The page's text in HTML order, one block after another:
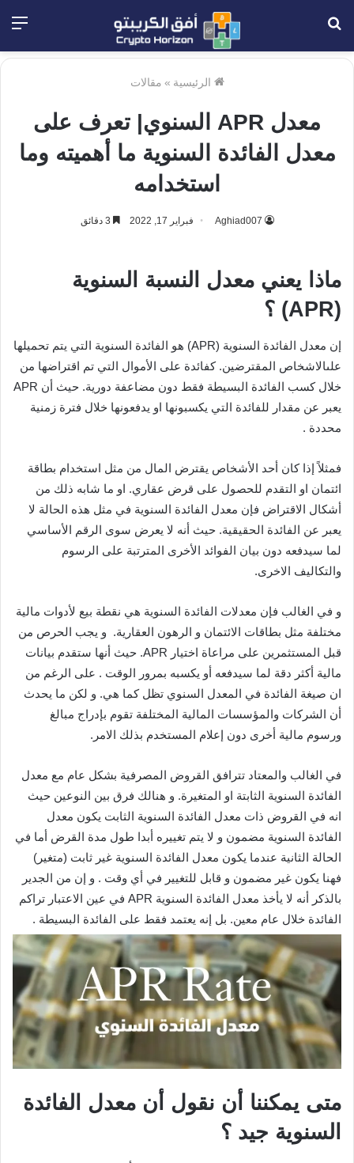
الرئيسية » مقالات
معدل APR السنوي| تعرف على
معدل الفائدة السنوية ما أهميته وما
استخدامه
Aghiad007 فبراير 17, 2022
ماذا يعني معدل النسبة السنوية
(APR) ؟
إن معدل الفائدة السنوية (APR) هو الفائدة السنوية التي يتم تحميلها
علىالاشخاص المقترضين. كفائدة على الأموال التي تم اقتراضها من
خلال كسب الفائدة البسيطة فقط دون مضاعفة دورية. حيث أن APR
يعبر عن مقدار للفائدة التي يكسبونها او يدفعونها خلال فترة زمنية
محددة .
فمثلاً إذا كان أحد الأشخاص يقترض المال من مثل استخدام بطاقة
ائتمان او التقدم للحصول على قرض عقاري. او ما شابه ذلك من
أشكال الاقتراض فإن معدل الفائدة السنوية في مثل هذه الحالة لا
يعبر عن الفائدة الحقيقية. حيث أنه لا يعرض سوى الرقم الأساسي
لما سيدفعه دون بيان الفوائد الأخرى المترتبة على الرسوم
والتكاليف الاخرى.
و في الغالب فإن معدلات الفائدة السنوية هي نقطة بيع لأدوات مالية
مختلفة مثل بطاقات الائتمان و الرهون العقارية. و يجب الحرص من
قبل المستثمرين على مراعاة اختيار APR. حيث أنها ستقدم بيانات
مالية أكثر دقة لما سيدفعه أو يكسبه بمرور الوقت . على الرغم من
ان صيغة الفائدة في المعدل السنوي تظل كما هي. و لكن ما يحدث
أن الشركات والمؤسسات المالية المختلفة تقوم بإدراج مبالغ
ورسوم مالية أخرى دون إعلام المستخدم بذلك الامر.
في الغالب والمعتاد تترافق القروض المصرفية بشكل عام مع معدل
الفائدة السنوية الثابتة او المتغيرة. و هنالك فرق بين النوعين حيث
انه في القروض ذات معدل الفائدة السنوية الثابت يكون معدل
الفائدة السنوية مضمون و لا يتم تغييره أبدا طول مدة القرض أما في
الحالة الثانية عندما يكون معدل الفائدة السنوية غير ثابت (متغير)
فهنا يكون غير مضمون و قابل للتغيير في أي وقت . و إن من الجدير
بالذكر أنه لا يأخذ معدل الفائدة السنوية APR في عين الاعتبار تراكم
الفائدة خلال عام معين. بل إنه يعتمد فقط على الفائدة البسيطة .
متى يمكننا أن نقول أن معدل الفائدة
السنوية جيد ؟